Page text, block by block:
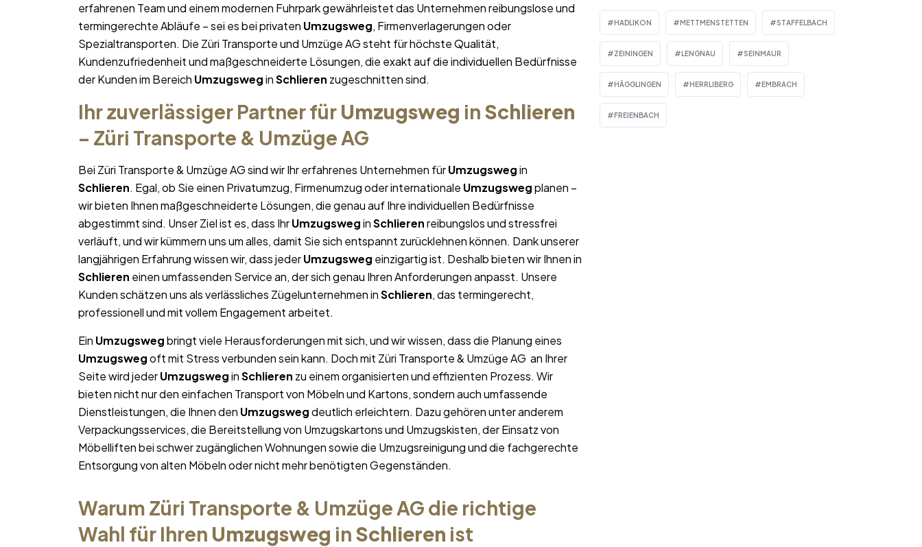
erfahrenen Team und einem modernen Fuhrpark gewährleistet das Unternehmen reibungslose und
termingerechte Abläufe – sei es bei privaten Umzugsweg, Firmenverlagerungen oder
Spezialtransporten. Die Züri Transporte und Umzüge AG steht für höchste Qualität,
Kundenzufriedenheit und maßgeschneiderte Lösungen, die exakt auf die individuellen Bedürfnisse
der Kunden im Bereich UmzugsweginSchlieren zugeschnitten sind.
Ihr zuverlässiger Partner für Umzugsweg in Schlieren
– Züri Transporte & Umzüge AG
Bei Züri Transporte & Umzüge AG sind wir Ihr erfahrenes Unternehmen fürUmzugswegin
Schlieren. Egal, ob Sie einen Privatumzug, Firmenumzug oder internationale Umzugswegplanen –
wir bieten Ihnen maßgeschneiderte Lösungen, die genau auf Ihre individuellen Bedürfnisse
abgestimmt sind. Unser Ziel ist es, dass IhrUmzugsweginSchlierenreibungslos und stressfrei
verläuft, und wir kümmern uns um alles, damit Sie sich entspannt zurücklehnen können. Dank unserer
langjährigen Erfahrung wissen wir, dass jederUmzugsweg einzigartig ist. Deshalb bieten wir Ihnen in
Schlieren einen umfassenden Service an, der sich genau Ihren Anforderungen anpasst. Unsere
Kunden schätzen uns als verlässliches Zügelunternehmen inSchlieren, das termingerecht,
professionell und mit vollem Engagement arbeitet.
Ein Umzugswegbringt viele Herausforderungen mit sich, und wir wissen, dass die Planung eines
Umzugswegoft mit Stress verbunden sein kann. Doch mit Züri Transporte & Umzüge AG an Ihrer
Seite wird jederUmzugsweginSchlieren zu einem organisierten und effizienten Prozess. Wir
bieten nicht nur den einfachen Transport von Möbeln und Kartons, sondern auch umfassende
Dienstleistungen, die Ihnen den Umzugswegdeutlich erleichtern. Dazu gehören unter anderem
Verpackungsservices, die Bereitstellung von Umzugskartons und Umzugskisten, der Einsatz von
Möbelliften bei schwer zugänglichen Wohnungen sowie die Umzugsreinigung und die fachgerechte
Entsorgung von alten Möbeln oder nicht mehr benötigten Gegenständen.
Warum Züri Transporte & Umzüge AG die richtige
Wahl für Ihren Umzugsweg in Schlieren ist
HADLIKON METTMENSTETTEN STAFFELBACH
ZEININGEN LENGNAU SEINMAUR
HÄGGLINGEN HERRLIBERG EMBRACH
FREIENBACH